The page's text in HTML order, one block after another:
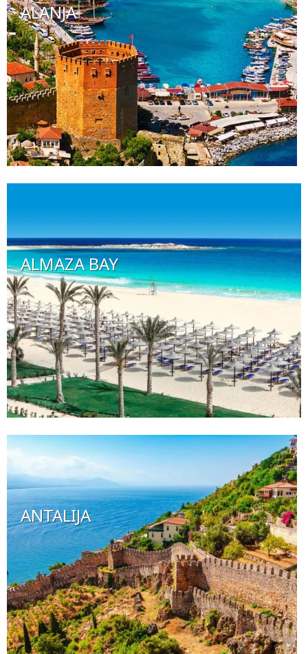
ALANJA
ALMAZA BAY
ANTALIJA